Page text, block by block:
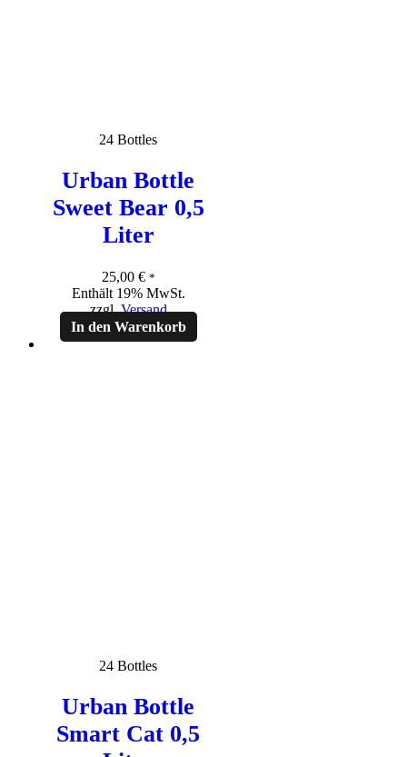
24 Bottles
Urban Bottle
Sweet Bear 0,5
Liter
25,00 € *
Enthält 19% MwSt.
zzgl.Versand
In den Warenkorb
24 Bottles
Urban Bottle
Smart Cat 0,5